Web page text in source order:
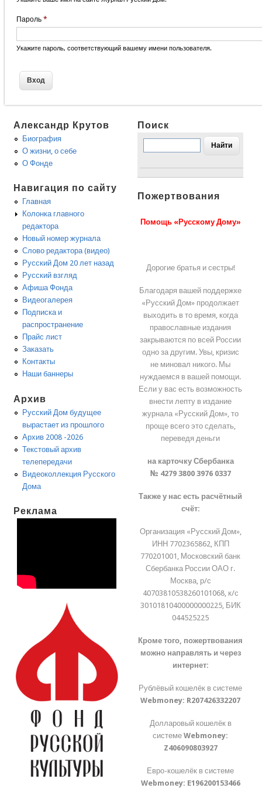
Пароль *
Укажите пароль, соответствующий вашему имени пользователя.
Александр Крутов
Биография
О жизни, о себе
О Фонде
Навигация по сайту
Главная
Колонка главного
редактора
Новый номер журнала
Слово редактора (видео)
Русский Дом 20 лет назад
Русский взгляд
Афиша Фонда
Видеогалерея
Подписка и
распространение
Прайс лист
Заказать
Контакты
Наши баннеры
Архив
Русский Дом будущее
вырастает из прошлого
Архив 2008 -2026
Текстовый архив
телепередачи
Видеоколлекция Русского
Дома
Реклама
Поиск
Пожертвования
Помощь «Русскому Дому»
Дорогие братья и сестры!
Благодаря вашей поддержке
«Русский Дом» продолжает
выходить в то время, когда
православные издания
закрываются по всей России
одно за другим. Увы, кризис
не миновал никого. Мы
нуждаемся в вашей помощи.
Если у вас есть возможность
внести лепту в издание
журнала «Русский Дом», то
проще всего это сделать,
переведя деньги
на карточку Сбербанка
№ 4279 3800 3976 0337
Также у нас есть расчётный
счёт:
Организация «Русский Дом»,
ИНН 7702365862, КПП
770201001, Московский банк
Сбербанка России ОАО г.
Москва, р/с
40703810538260101068, к/с
30101810400000000225, БИК
044525225
Кроме того, пожертвования
можно направлять и через
интернет:
Рублёвый кошелёк в системе
Webmoney: R207426332207
Долларовый кошелёк в
системеWebmoney:
Z406090803927
Евро-кошелёк в системе
Webmoney: E196200153466